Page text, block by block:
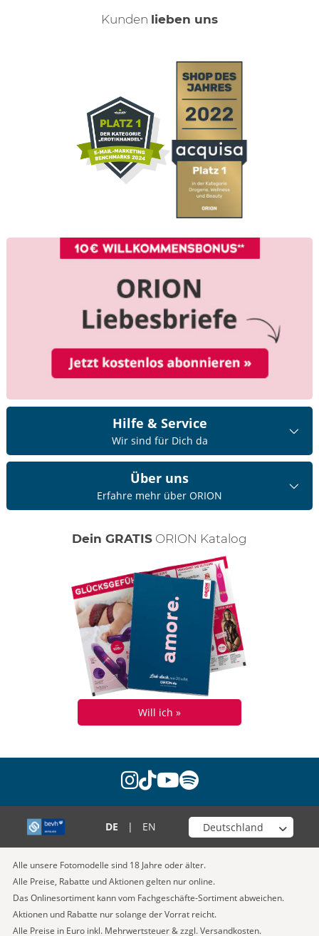
Kunden lieben uns
Hilfe & Service
Wir sind für Dich da
Über uns
Erfahre mehr über ORION
Dein GRATIS ORION Katalog
Will ich »
instagram
tiktok
youtube
spotify
DE | EN Wähle deinen Shop
Alle unsere Fotomodelle sind 18 Jahre oder älter.
Alle Preise, Rabatte und Aktionen gelten nur online.
Das Onlinesortiment kann vom Fachgeschäfte-Sortiment abweichen.
Aktionen und Rabatte nur solange der Vorrat reicht.
Alle Preise in Euro inkl. Mehrwertsteuer & zzgl. Versandkosten.